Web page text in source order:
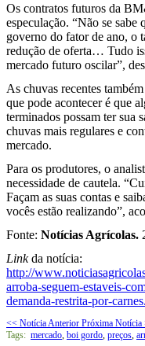
Os contratos futuros da
especulação. “Não se
governo do fator de ano, o
redução de oferta… Tudo
mercado futuro oscilar”,
As chuvas recentes
que pode acontecer é que
terminados possam ter sua
chuvas mais regulares e
mercado.
Para os produtores, o
necessidade de cautela.
Façam as suas contas e
vocês estão realizando”,
Fonte: Notícias Agrícolas.
Linkda notícia:
http://
arroba-seguem-estaveis-
demanda-restrita-por-
<< Notícia Anterior Próxima Notícia
Tags: mercado, boi gordo, preços,